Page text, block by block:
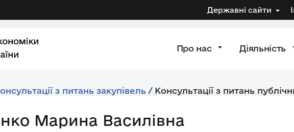
Державні сайти
Про нас Діяльність
з питань закупівель / Консультації з питань
Марина Василівна